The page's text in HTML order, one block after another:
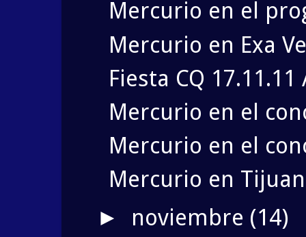
Mercurio en el
Mercurio en Exa
Fiesta CQ
Mercurio en el
Mercurio en el
Mercurio en
► noviembre (14)